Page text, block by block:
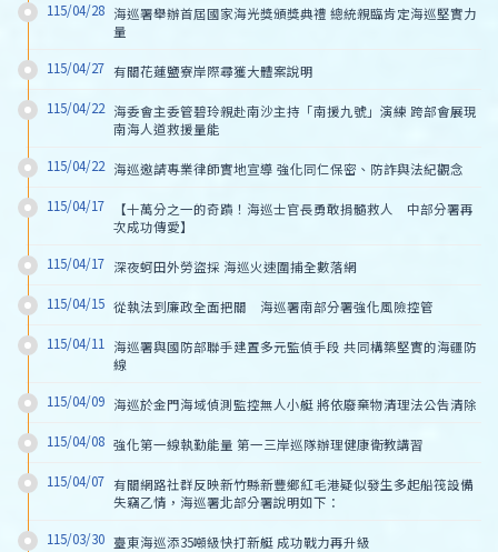
115/04/28 海巡署舉辦首屆國家海光獎頒獎典禮 總統親臨肯定海巡堅實力
量
115/04/27 有關花蓮鹽寮岸際尋獲大體案說明
115/04/22 海委會主委管碧玲親赴南沙主持「南援九號」演練 跨部會展現
南海人道救援量能
115/04/22 海巡邀請專業律師實地宣導 強化同仁保密、防詐與法紀觀念
115/04/17
【十萬分之一的奇蹟！海巡士官長勇敢捐髓救人　中部分署再
次成功傳愛】
115/04/17 深夜蚵田外勞盜採 海巡火速圍捕全數落網
115/04/15 從執法到廉政全面把關　海巡署南部分署強化風險控管
115/04/11
海巡署與國防部聯手建置多元監偵手段 共同構築堅實的海疆防
線
115/04/09 海巡於金門海域偵測監控無人小艇 將依廢棄物清理法公告清除
115/04/08 強化第一線執勤能量 第一三岸巡隊辦理健康衛教講習
115/04/07 有關網路社群反映新竹縣新豐鄉紅毛港疑似發生多起船筏設備
失竊乙情，海巡署北部分署說明如下：
115/03/30 臺東海巡添35噸級快打新艇 成功戰力再升級